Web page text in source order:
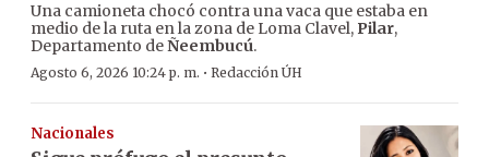
Una camioneta chocó contra una vaca que estaba en
medio de la ruta en la zona de Loma Clavel, Pilar,
Departamento deÑeembucú.
Agosto 6, 2026 10:24 p. m. · Redacción ÚH
Nacionales